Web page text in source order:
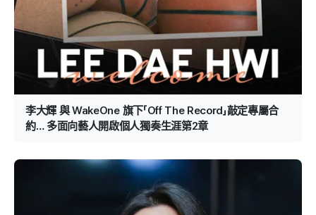
李大輝 與 WakeOne 旗下「Off The Record」敲定專屬合
約… 多面向藝人開啟個人獨奏生涯第2章